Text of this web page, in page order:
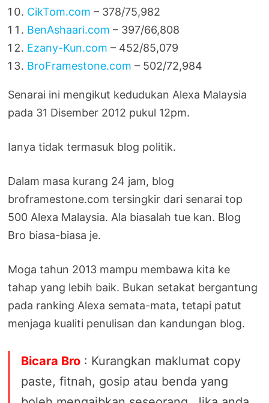
CikTom.com – 378/75,982
BenAshaari.com – 397/66,808
Ezany-Kun.com – 452/85,079
BroFramestone.com – 502/72,984
Senarai ini mengikut kedudukan Alexa Malaysia
pada 31 Disember 2012 pukul 12pm.
Ianya tidak termasuk blog politik.
Dalam masa kurang 24 jam, blog
broframestone.com tersingkir dari senarai top
500 Alexa Malaysia. Ala biasalah tue kan. Blog
Bro biasa-biasa je.
Moga tahun 2013 mampu membawa kita ke
tahap yang lebih baik. Bukan setakat bergantung
pada ranking Alexa semata-mata, tetapi patut
menjaga kualiti penulisan dan kandungan blog.
Bicara Bro : Kurangkan maklumat copy
paste, fitnah, gosip atau benda yang